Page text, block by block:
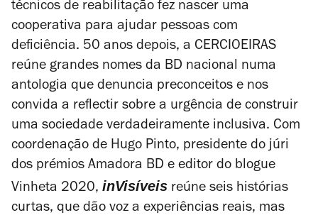
técnicos de reabilitação fez nascer uma
cooperativa para ajudar pessoas com
deficiência. 50 anos depois, a CERCIOEIRAS
reúne grandes nomes da BD nacional numa
antologia que denuncia preconceitos e nos
convida a reflectir sobre a urgência de construir
uma sociedade verdadeiramente inclusiva. Com
coordenação de Hugo Pinto, presidente do júri
dos prémios Amadora BD e editor do blogue
Vinheta 2020, inVisíveis reúne seis histórias
curtas, que dão voz a experiências reais, mas